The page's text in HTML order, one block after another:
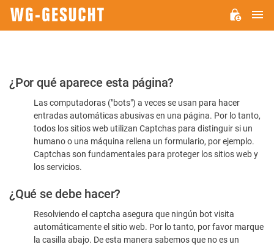
Por
favor,
confirme
humano
¿Por qué aparece esta página?
Las computadoras ("bots") a veces se usan para hacer
entradas automáticas abusivas en una página. Por lo tanto,
todos los sitios web utilizan Captchas para distinguir si un
humano o una máquina rellena un formulario, por ejemplo.
Captchas son fundamentales para proteger los sitios web y
los servicios.
¿Qué se debe hacer?
Resolviendo el captcha asegura que ningún bot visita
automáticamente el sitio web. Por lo tanto, por favor marque
la casilla abajo. De esta manera sabemos que no es un